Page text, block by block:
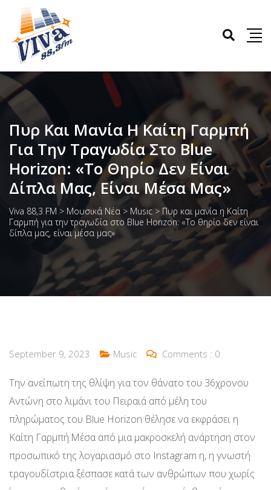
Πυρ Και Μανία Η Καίτη Γαρμπή
Για Την Τραγωδία Στο Blue
Horizon: «Το Θηρίο Δεν Είναι
Δίπλα Μας, Είναι Μέσα Μας»
Viva 88,3 FM > Μουσικά Νέα > Music > Πυρ και μανία η Καίτη
Γαρμπή για την τραγωδία στο Blue Horizon: «Το θηρίο δεν είναι
δίπλα μας, είναι μέσα μας»
September 9, 2023 Music Comments : 0
Την ανείπωτη της θλίψη για τον θάνατο του 36χρονου
Αντώνη στο λιμάνι του Πειραιά από μέλη του
πληρώματος του Blue Horizon θέλησε να εκφράσει η
Καίτη Γαρμπή.Μέσα από μια μακροσκελή ανάρτηση στον
προσωπικό της λογαριασμό στο Instagram η, η γνωστή
τραγουδίστρια ξέσπασε κατά των ανθρώπων που χωρίς